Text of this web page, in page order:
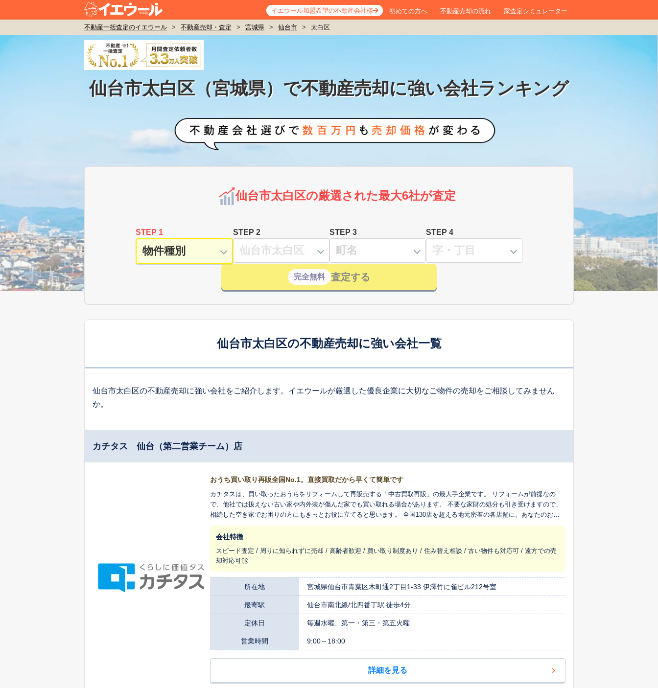
イエウール加盟希望の不動産会社様 初めての方へ 不動産売却の流れ 家査定シミュレーター
不動産一括査定のイエウール > 不動産売却・査定 > 宮城県 > 仙台市 > 太白区
仙台市太白区（宮城県）で不動産売却に強い会社ランキング
仙台市太白区の厳選された最大6社が査定
STEP 1 STEP 2 STEP 3 STEP 4
完全無料 査定する
仙台市太白区の不動産売却に強い会社一覧
仙台市太白区の不動産売却に強い会社をご紹介します。イエウールが厳選した優良企業に大切なご物件の売却をご相談してみません
か。
カチタス 仙台（第二営業チーム）店
おうち買い取り再販全国No.1。直接買取だから早くて簡単です
カチタスは、買い取ったおうちをリフォームして再販売する「中古買取再販」の最大手企業です。 リフォームが前提なの
で、他社では扱えない古い家や内外装が傷んだ家でも買い取れる場合があります。 不要な家財の処分も引き受けますので、
相続した空き家でお困りの方にもきっとお役に立てると思います。 全国130店を超える地元密着の各店舗に、あなたのおう
ちを生まれ変わらせ、長く住みつなぐお手伝いをさせてください。
会社特徴
スピード査定 / 周りに知られずに売却 / 高齢者歓迎 / 買い取り制度あり / 住み替え相談 / 古い物件も対応可 / 遠方での売
却対応可能
所在地 宮城県仙台市青葉区木町通2丁目1-33 伊澤竹に雀ビル212号室
最寄駅 仙台市南北線/北四番丁駅 徒歩4分
定休日 毎週水曜、第一・第三・第五火曜
営業時間 9:00～18:00
詳細を見る